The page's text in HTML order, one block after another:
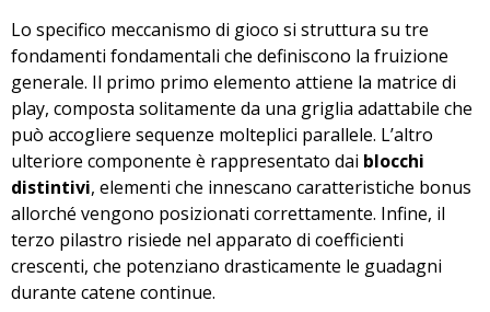
Lo specifico meccanismo di gioco si struttura su tre
fondamenti fondamentali che definiscono la fruizione
generale. Il primo primo elemento attiene la matrice di
play, composta solitamente da una griglia adattabile che
può accogliere sequenze molteplici parallele. L’altro
ulteriore componente è rappresentato dai blocchi
distintivi, elementi che innescano caratteristiche bonus
allorché vengono posizionati correttamente. Infine, il
terzo pilastro risiede nel apparato di coefficienti
crescenti, che potenziano drasticamente le guadagni
durante catene continue.